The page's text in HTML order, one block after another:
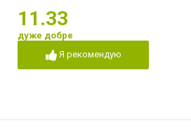
11.33
дуже добре
Я рекомендую